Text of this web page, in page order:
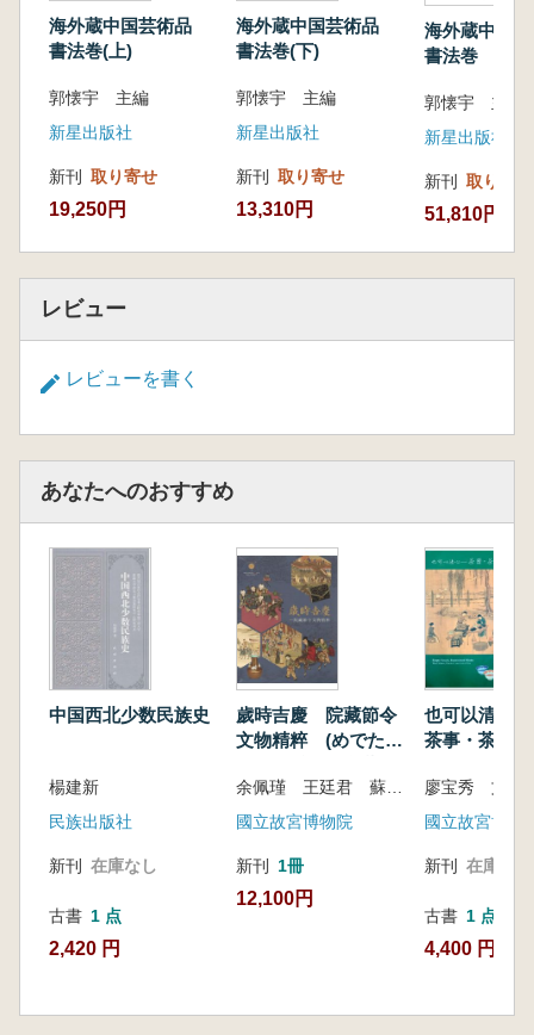
魅力を存分に味わうことができるでしょう。
海外蔵中国芸術品
書法巻(上)
郭懐宇 主編
新星出版社
新刊 取り寄せ
19,250円
海外蔵中国芸術品
書法巻(下)
郭懐宇 主編
新星出版社
新刊 取り寄せ
13,310円
海外蔵中国
書法巻 上
郭懐宇 主編
新星出版社
新刊 取り寄せ
51,810円
レビュー
レビューを書く
あなたへのおすすめ
中国西北少数民族史
楊建新
民族出版社
新刊 在庫なし
古書 1 点
2,420 円
歲時吉慶 院藏節令
文物精粹 (めでたい
季節の文化財コレク
ション)
國立故宮博物院
新刊 1冊
12,100円
也可以清心
茶事・茶畫
國立故宮博物
新刊 在庫なし
古書 1 点
4,400 円